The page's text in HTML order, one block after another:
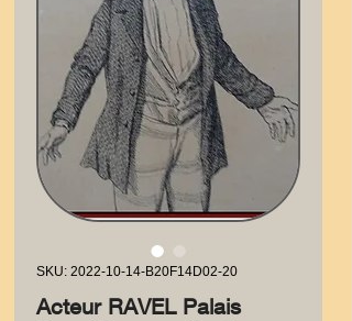
SKU: 2022-10-14-B20F14D02-20
Acteur RAVEL Palais